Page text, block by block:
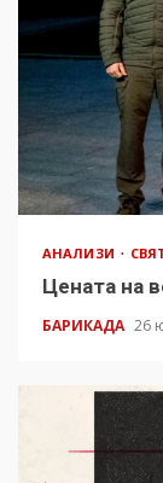
АНАЛИЗИ
Цената на
БАРИКАДА 26